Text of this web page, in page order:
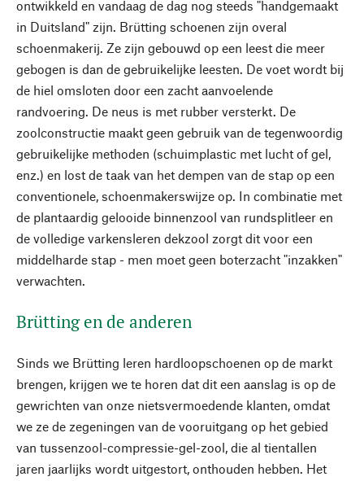
ontwikkeld en vandaag de dag nog steeds "handgemaakt
in Duitsland" zijn. Brütting schoenen zijn overal
schoenmakerij. Ze zijn gebouwd op een leest die meer
gebogen is dan de gebruikelijke leesten. De voet wordt bij
de hiel omsloten door een zacht aanvoelende
randvoering. De neus is met rubber versterkt. De
zoolconstructie maakt geen gebruik van de tegenwoordig
gebruikelijke methoden (schuimplastic met lucht of gel,
enz.) en lost de taak van het dempen van de stap op een
conventionele, schoenmakerswijze op. In combinatie met
de plantaardig gelooide binnenzool van rundsplitleer en
de volledige varkensleren dekzool zorgt dit voor een
middelharde stap - men moet geen boterzacht "inzakken"
verwachten.
Brütting en de anderen
Sinds we Brütting leren hardloopschoenen op de markt
brengen, krijgen we te horen dat dit een aanslag is op de
gewrichten van onze nietsvermoedende klanten, omdat
we ze de zegeningen van de vooruitgang op het gebied
van tussenzool-compressie-gel-zool, die al tientallen
jaren jaarlijks wordt uitgestort, onthouden hebben. Het